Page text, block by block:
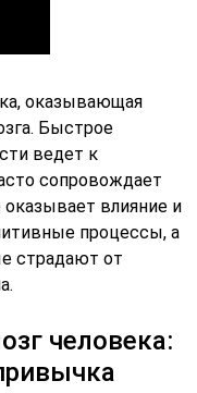
оказывающая
Быстрое
ведет к
сопровождает
влияние и
процессы, а
страдают от
человека: